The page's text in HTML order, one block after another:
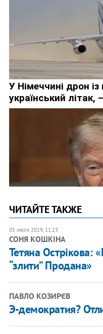
ЧИТАЙТЕ ТАКЖЕ
05 июля 2019, 11:23
СОНЯ КОШКІНА
Тетяна Острікова:
“злити” Продана»
ПАВЛО КОЗИРЄВ
Э-демократия?